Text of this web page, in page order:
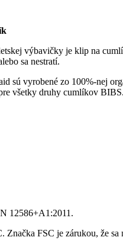
výbavičky je klip na
sa nestratí.
sú vyrobené zo 100%-nej
všetky druhy cumlíkov BIBS.
12586+A1:2011.
Značka FSC je zárukou, že